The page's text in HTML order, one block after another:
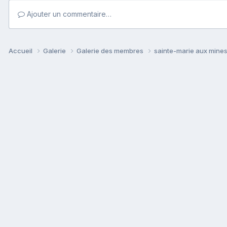
Ajouter un commentaire…
Accueil Galerie Galerie des membres sainte-marie aux mines